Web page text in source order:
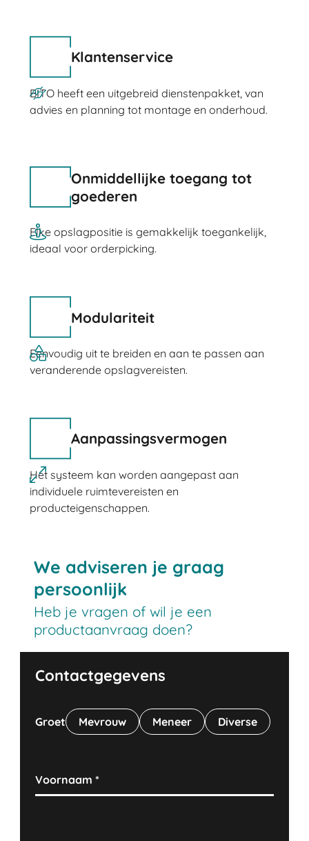
Klantenservice
BITO heeft een uitgebreid dienstenpakket, van
advies en planning tot montage en onderhoud.
Onmiddellijke toegang tot
goederen
Elke opslagpositie is gemakkelijk toegankelijk,
ideaal voor orderpicking.
Modulariteit
Eenvoudig uit te breiden en aan te passen aan
veranderende opslagvereisten.
Aanpassingsvermogen
Het systeem kan worden aangepast aan
individuele ruimtevereisten en
producteigenschappen.
We adviseren je graag
persoonlijk
Heb je vragen of wil je een
productaanvraag doen?
Contactgegevens
Groet Mevrouw Meneer Diverse
Voornaam*